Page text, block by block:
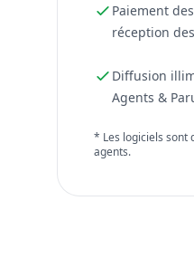
Paiement
réception
Diffusion
Agents &
* Les logiciels sont
agents.